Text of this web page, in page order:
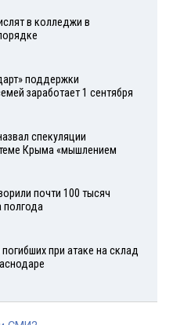
в колледжи в
поддержки
заработает 1 сентября
спекуляции
Крыма «мышлением
почти 100 тысяч
полгода
при атаке на склад